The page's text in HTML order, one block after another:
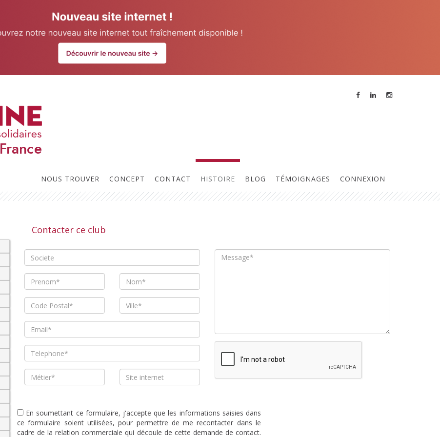
France
NOUS TROUVER CONCEPT CONTACT HISTOIRE BLOG TÉMOIGNAGES CONNEXION
Prochaines réunions
Contacter ce club
En soumettant ce formulaire, j'accepte que les informations saisies dans
ce formulaire soient utilisées, pour permettre de me recontacter dans le
cadre de la relation commerciale qui découle de cette demande de contact.